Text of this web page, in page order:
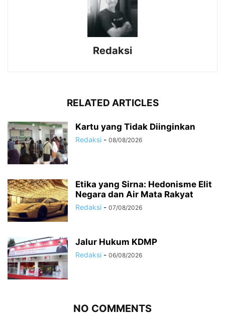
Redaksi
RELATED ARTICLES
Kartu yang Tidak Diinginkan
Redaksi - 08/08/2026
Etika yang Sirna: Hedonisme Elit
Negara dan Air Mata Rakyat
Redaksi - 07/08/2026
Jalur Hukum KDMP
Redaksi - 06/08/2026
NO COMMENTS